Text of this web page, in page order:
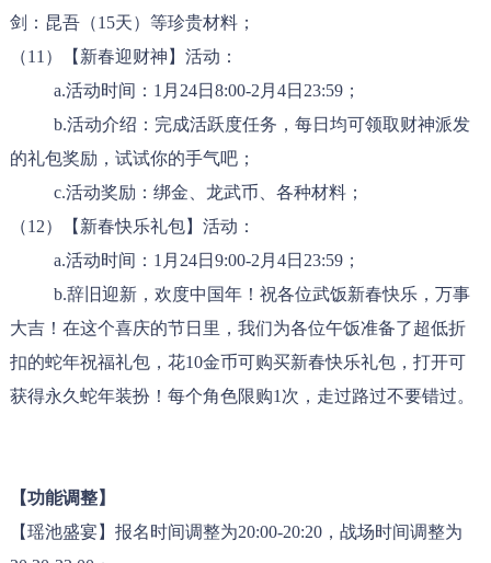
剑：昆吾（15天）等珍贵材料；
（11）【新春迎财神】活动：
a.活动时间：1月24日8:00-2月4日23:59；
b.活动介绍：完成活跃度任务，每日均可领取财神派发
的礼包奖励，试试你的手气吧；
c.活动奖励：绑金、龙武币、各种材料；
（12）【新春快乐礼包】活动：
a.活动时间：1月24日9:00-2月4日23:59；
b.辞旧迎新，欢度中国年！祝各位武饭新春快乐，万事
大吉！在这个喜庆的节日里，我们为各位午饭准备了超低折
扣的蛇年祝福礼包，花10金币可购买新春快乐礼包，打开可
获得永久蛇年装扮！每个角色限购1次，走过路过不要错过。
【功能调整】
【瑶池盛宴】报名时间调整为20:00-20:20，战场时间调整为